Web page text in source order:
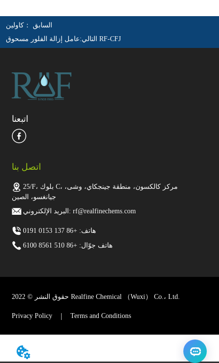
السابق ： كاولين
التالي: عامل إزالة الفلور مسحوق RF-CFJ
اتبعنا
اتصل بنا
25/F، بلوك C، مركز كالكسون، منطقة جينجكاي، وشى،
جيانغسو، الصين
البريد الإلكتروني: rf@realfinechems.com
هاتف: +86 137 0153 0191
هاتف جوّال: +86 510 8561 6100
حقوق النشر © 2022 Realfine Chemical （Wuxi） Co.، Ltd.
Privacy Policy Terms and Conditions